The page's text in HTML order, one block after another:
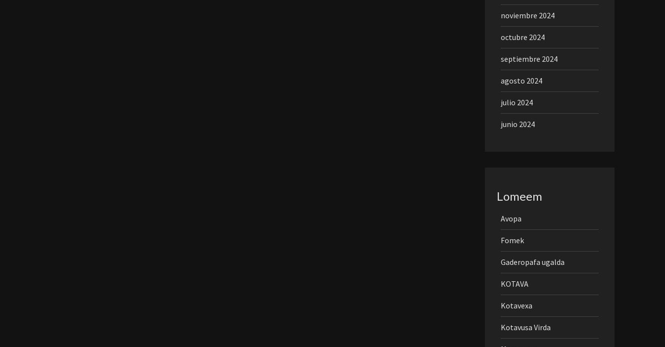
noviembre 2024
octubre 2024
septiembre 2024
agosto 2024
julio 2024
junio 2024
Lomeem
Avopa
Fomek
Gaderopafa ugalda
KOTAVA
Kotavexa
Kotavusa Virda